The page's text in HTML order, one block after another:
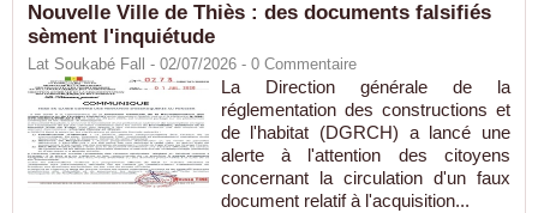
Nouvelle Ville de Thiès : des documents falsifiés
sèment l'inquiétude
Lat Soukabé Fall - 02/07/2026 - 0 Commentaire
La Direction générale de la
réglementation des constructions et
de l'habitat (DGRCH) a lancé une
alerte à l'attention des citoyens
concernant la circulation d'un faux
document relatif à l'acquisition...